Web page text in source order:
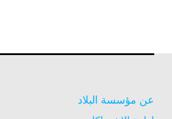
عن مؤسسة البلاد